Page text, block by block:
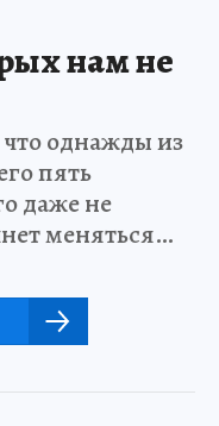
нам не
однажды из
пять
даже не
меняться…